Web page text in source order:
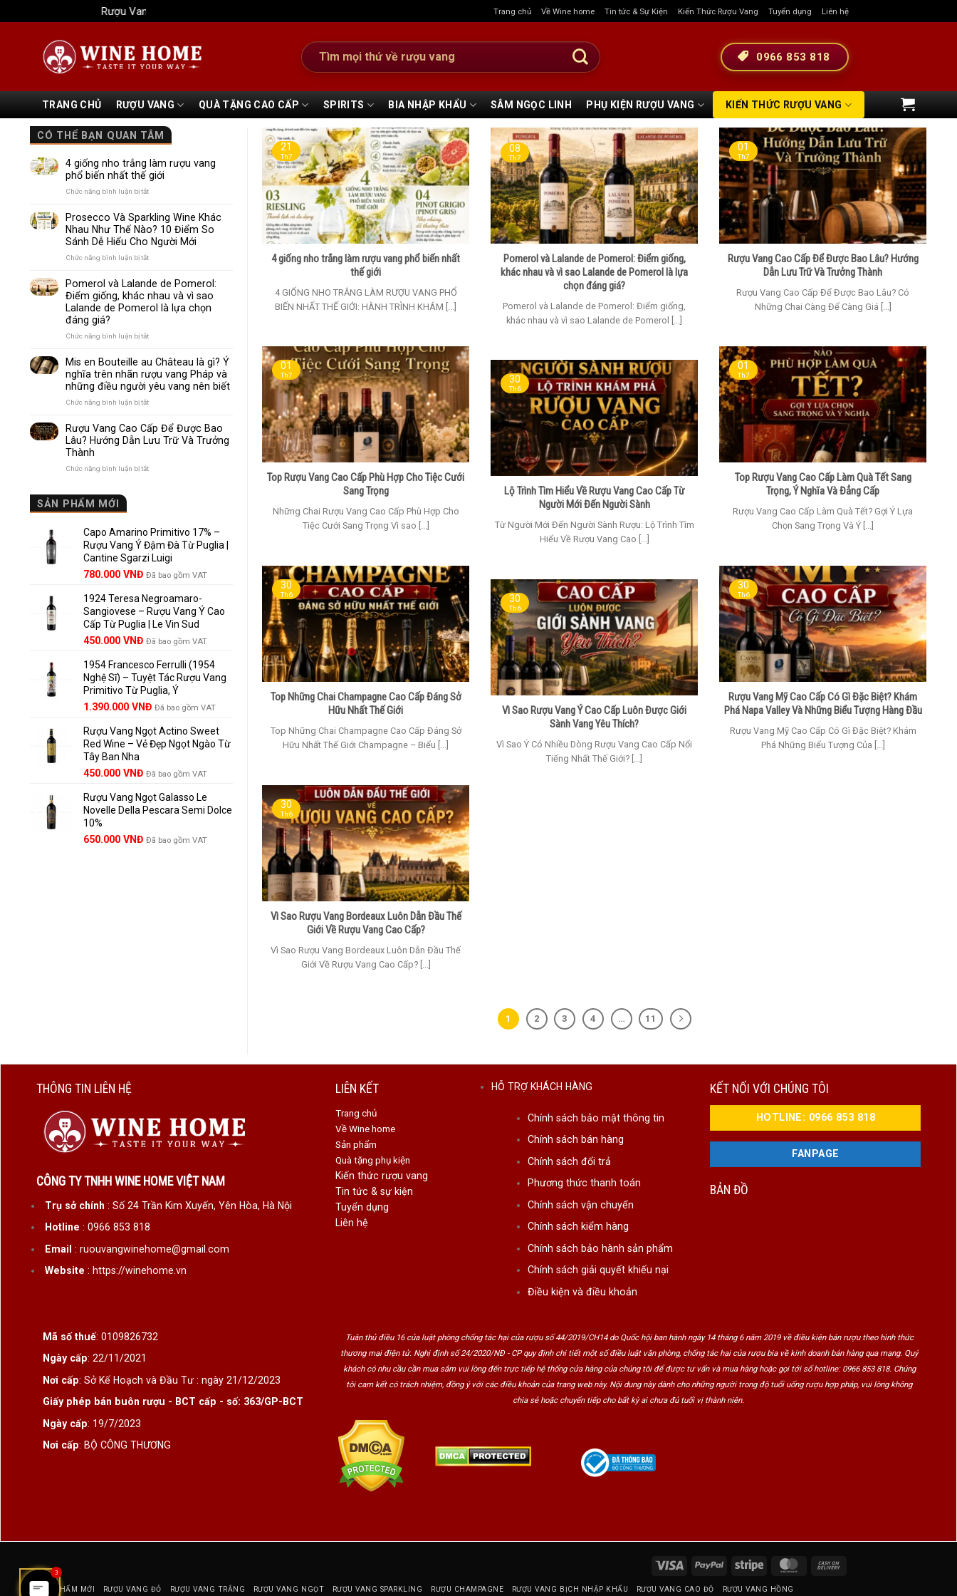
qua
Rượu Vang Wine Home Trang chủ Về Wine home Tin tức & Sự Kiện Kiến Thức Rượu Vang Tuyển dụng Liên hệ
Tìm
kiếm:
0966 853 818
TRANG CHỦ RƯỢU VANG QUÀ TẶNG CAO CẤP SPIRITS BIA NHẬP KHẨU SÂM NGỌC LINH PHỤ KIỆN RƯỢU VANG KIẾN THỨC RƯỢU VANG
CÓ THỂ BẠN QUAN TÂM
4 giống nho trắng làm rượu vang
phổ biến nhất thế giới
Chức năng bình luận bị tắtở
giống
nho
trắng
làm
biến
nhất
thế
Prosecco Và Sparkling Wine Khác
Nhau Như Thế Nào? 10 Điểm So
Sánh Dễ Hiểu Cho Người Mới
Chức năng bình luận bị tắtở
Và
Sparkling
Wine
Khác
10
Điểm
So
Dễ
Cho
Người
Pomerol và Lalande de Pomerol:
Điểm giống, khác nhau và vì sao
Lalande de Pomerol là lựa chọn
đáng giá?
Chức năng bình luận bị tắtở
Lalande
de
Pomerol:
nhau
và
chọn
đáng
giá?
Mis en Bouteille au Château là gì? Ý
nghĩa trên nhãn rượu vang Pháp và
những điều người yêu vang nên biết
Chức năng bình luận bị tắtở
en
Bouteille
au
rượu
vang
Pháp
và
những
yêu
vang
nên
Rượu Vang Cao Cấp Để Được Bao
Lâu? Hướng Dẫn Lưu Trữ Và Trưởng
Thành
Chức năng bình luận bị tắtở
Được
Bao
Lâu?
Hướng
Dẫn
Trữ
Và
Trưởng
Thành
SẢN PHẨM MỚI
Capo Amarino Primitivo 17% –
Rượu Vang Ý Đậm Đà Từ Puglia |
Cantine Sgarzi Luigi
Giá
là:
858.000 VNĐ.
780.000 VNĐGiá
tại
là:
780.000 VNĐ.
Đã bao gồm VAT
1924 Teresa Negroamaro-
Sangiovese – Rượu Vang Ý Cao
Cấp Từ Puglia | Le Vin Sud
Giá
là:
495.000 VNĐ.
450.000 VNĐGiá
tại
là:
450.000 VNĐ.
Đã bao gồm VAT
1954 Francesco Ferrulli (1954
Nghệ Sĩ) – Tuyệt Tác Rượu Vang
Primitivo Từ Puglia, Ý
Giá
là:
1.529.000 VNĐ.
1.390.000 VNĐGiá
tại
là:
Đã bao gồm VAT
Rượu Vang Ngọt Actino Sweet
Red Wine – Vẻ Đẹp Ngọt Ngào Từ
Tây Ban Nha
450.000 VNĐ Đã bao gồm VAT
Rượu Vang Ngọt Galasso Le
Novelle Della Pescara Semi Dolce
10%
650.000 VNĐ Đã bao gồm VAT
4 giống nho trắng làm rượu vang phổ biến nhất
thế giới
4 GIỐNG NHO TRẮNG LÀM RƯỢU VANG PHỔ
BIẾN NHẤT THẾ GIỚI: HÀNH TRÌNH KHÁM [...]
21
Th7
Pomerol và Lalande de Pomerol: Điểm giống,
khác nhau và vì sao Lalande de Pomerol là lựa
chọn đáng giá?
Pomerol và Lalande de Pomerol: Điểm giống,
khác nhau và vì sao Lalande de Pomerol [...]
08
Th7
Rượu Vang Cao Cấp Để Được Bao Lâu? Hướng
Dẫn Lưu Trữ Và Trưởng Thành
Rượu Vang Cao Cấp Để Được Bao Lâu? Có
Những Chai Càng Để Càng Giá [...]
01
Th7
Top Rượu Vang Cao Cấp Phù Hợp Cho Tiệc Cưới
Sang Trọng
Những Chai Rượu Vang Cao Cấp Phù Hợp Cho
Tiệc Cưới Sang Trọng Vì sao [...]
01
Th7
Top Rượu Vang Cao Cấp Làm Quà Tết Sang
Trọng, Ý Nghĩa Và Đẳng Cấp
Rượu Vang Cao Cấp Làm Quà Tết? Gợi Ý Lựa
Chọn Sang Trọng Và Ý [...]
01
Th7
Lộ Trình Tìm Hiểu Về Rượu Vang Cao Cấp Từ
Người Mới Đến Người Sành
Từ Người Mới Đến Người Sành Rượu: Lộ Trình Tìm
Hiểu Về Rượu Vang Cao [...]
30
Th6
Top Những Chai Champagne Cao Cấp Đáng Sở
Hữu Nhất Thế Giới
Top Những Chai Champagne Cao Cấp Đáng Sở
Hữu Nhất Thế Giới Champagne – Biểu [...]
30
Th6
Rượu Vang Mỹ Cao Cấp Có Gì Đặc Biệt? Khám
Phá Napa Valley Và Những Biểu Tượng Hàng Đầu
Rượu Vang Mỹ Cao Cấp Có Gì Đặc Biệt? Khám
Phá Những Biểu Tượng Của [...]
30
Th6
Vì Sao Rượu Vang Ý Cao Cấp Luôn Được Giới
Sành Vang Yêu Thích?
Vì Sao Ý Có Nhiều Dòng Rượu Vang Cao Cấp Nổi
Tiếng Nhất Thế Giới? [...]
30
Th6
Vì Sao Rượu Vang Bordeaux Luôn Dẫn Đầu Thế
Giới Về Rượu Vang Cao Cấp?
Vì Sao Rượu Vang Bordeaux Luôn Dẫn Đầu Thế
Giới Về Rượu Vang Cao Cấp? [...]
30
Th6
1 2 3 4 … 11
THÔNG TIN LIÊN HỆ
CÔNG TY TNHH WINE HOME VIỆT NAM
Trụ sở chính : Số 24 Trần Kim Xuyến, Yên Hòa, Hà Nội
Hotline : 0966 853 818
Email : ruouvangwinehome@gmail.com
Website : https://winehome.vn
LIÊN KẾT
Trang chủ
Về Wine home
Sản phẩm
Quà tặng phụ kiện
Kiến thức rượu vang
Tin tức & sự kiện
Tuyển dụng
Liên hệ
HỖ TRỢ KHÁCH HÀNG
Chính sách bảo mật thông tin
Chính sách bán hàng
Chính sách đổi trả
Phương thức thanh toán
Chính sách vận chuyển
Chính sách kiểm hàng
Chính sách bảo hành sản phẩm
Chính sách giải quyết khiếu nại
Điều kiện và điều khoản
KẾT NỐI VỚI CHÚNG TÔI
HOTLINE: 0966 853 818
FANPAGE
BẢN ĐỒ
Mã số thuế: 0109826732
Ngày cấp: 22/11/2021
Nơi cấp: Sở Kế Hoạch và Đầu Tư : ngày 21/12/2023
Giấy phép bán buôn rượu - BCT cấp - số: 363/GP-BCT
Ngày cấp: 19/7/2023
Nơi cấp: BỘ CÔNG THƯƠNG
Tuân thủ điều 16 của luật phòng chống tác hại của rượu số 44/2019/CH14 do Quốc hội ban hành ngày 14 tháng 6 năm 2019 về điều kiện bán rượu theo hình thức
thương mại điện tử. Nghị định số 24/2020/NĐ - CP quy định chi tiết một số điều luật văn phòng, chống tác hại của rượu bia về kinh doanh bán hàng qua mạng. Quý
khách có nhu cầu cần mua sắm vui lòng đến trực tiếp hệ thống cửa hàng của chúng tôi để được tư vấn và mua hàng hoặc gọi tới số hotline: 0966 853 818. Chúng
tôi cam kết có trách nhiệm, đồng ý với các điều khoản của trang web này. Nội dung này dành cho những người trong độ tuổi uống rượu hợp pháp, vui lòng không
chia sẻ hoặc chuyển tiếp cho bất kỳ ai chưa đủ tuổi vị thành niên.
Visa PayPal Stripe MasterCard
SẢN PHẨM MỚI RƯỢU VANG ĐỎ RƯỢU VANG TRẮNG RƯỢU VANG NGỌT RƯỢU VANG SPARKLING RƯỢU CHAMPAGNE RƯỢU VANG BỊCH NHẬP KHẨU RƯỢU VANG CAO ĐỘ RƯỢU VANG HỒNG
3